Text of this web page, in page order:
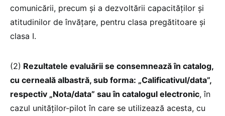
comunicării, precum şi a dezvoltării capacităţilor şi
atitudinilor de învăţare, pentru clasa pregătitoare şi
clasa I.
(2) Rezultatele evaluării se consemnează în catalog,
cu cerneală albastră, sub forma: „Calificativul/data”,
respectiv „Nota/data” sau în catalogul electronic, în
cazul unităţilor-pilot în care se utilizează acesta, cu